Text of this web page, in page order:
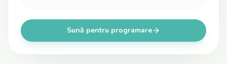
Sună pentru programare